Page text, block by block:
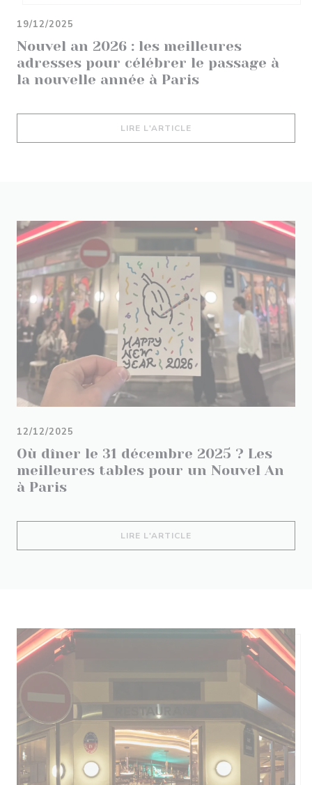
Nouvel an 2026 : les meilleures
adresses pour célébrer le passage à
la nouvelle année à Paris
19/12/2025
LIRE L'ARTICLE
Où dîner le 31 décembre 2025 ? Les
meilleures tables pour un Nouvel An
à Paris
12/12/2025
LIRE L'ARTICLE